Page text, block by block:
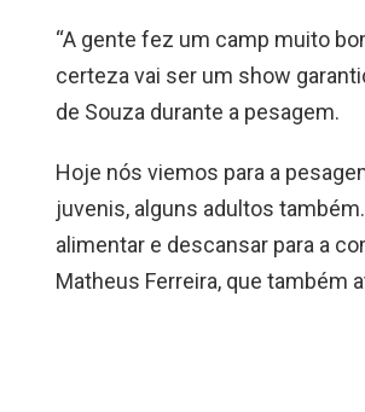
“A gente fez um camp muito
certeza vai ser um show
de Souza durante a pesagem.
Hoje nós viemos para a
juvenis, alguns adultos
alimentar e descansar para a
Matheus Ferreira, que também